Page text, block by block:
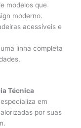
modelos que
moderno.
acessíveis e
linha completa
Técnica
em
por suas